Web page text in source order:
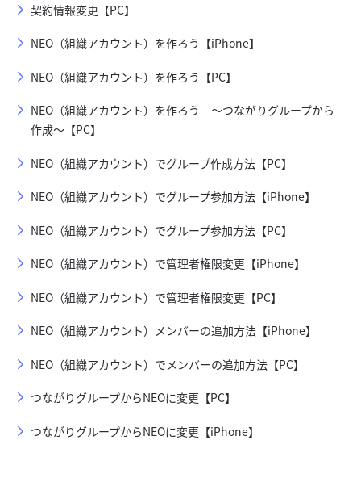
契約情報変更【PC】
NEO（組織アカウント）を作ろう【iPhone】
NEO（組織アカウント）を作ろう【PC】
NEO（組織アカウント）を作ろう ～つながりグループから
作成～【PC】
NEO（組織アカウント）でグループ作成方法【PC】
NEO（組織アカウント）でグループ参加方法【iPhone】
NEO（組織アカウント）でグループ参加方法【PC】
NEO（組織アカウント）で管理者権限変更【iPhone】
NEO（組織アカウント）で管理者権限変更【PC】
NEO（組織アカウント）メンバーの追加方法【iPhone】
NEO（組織アカウント）でメンバーの追加方法【PC】
つながりグループからNEOに変更【PC】
つながりグループからNEOに変更【iPhone】